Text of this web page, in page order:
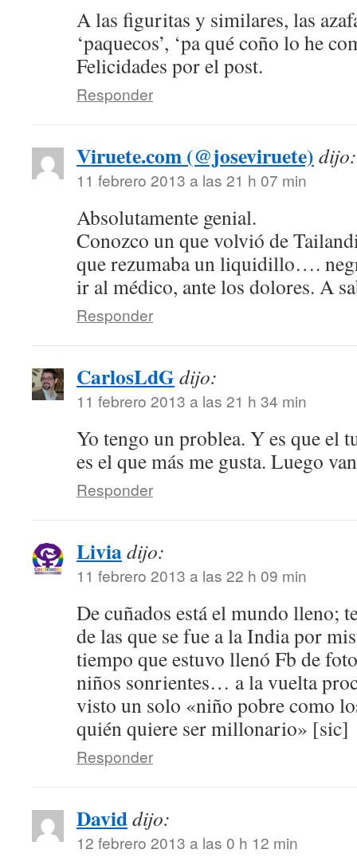
A las figuritas y similares, las
‘paquecos’, ‘pa qué coño lo he
Felicidades por el post.
Responder
Viruete.com (@joseviruete) dijo:
11 febrero 2013 a las 21 h 07 min
Absolutamente genial.
Conozco un que volvió de
que rezumaba un liquidillo….
ir al médico, ante los dolores. A
Responder
CarlosLdGdijo:
11 febrero 2013 a las 21 h 34 min
Yo tengo un problea. Y es que el
es el que más me gusta. Luego
Responder
Liviadijo:
11 febrero 2013 a las 22 h 09 min
De cuñados está el mundo lleno;
de las que se fue a la India por
tiempo que estuvo llenó Fb de
niños sonrientes… a la vuelta
visto un solo «niño pobre como
quién quiere ser millonario» [sic]
Responder
Daviddijo:
12 febrero 2013 a las 0 h 12 min